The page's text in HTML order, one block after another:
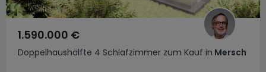
Doppelhaushälfte 4 Schlafzimmer zum Kauf in Mersch
1.590.000 €